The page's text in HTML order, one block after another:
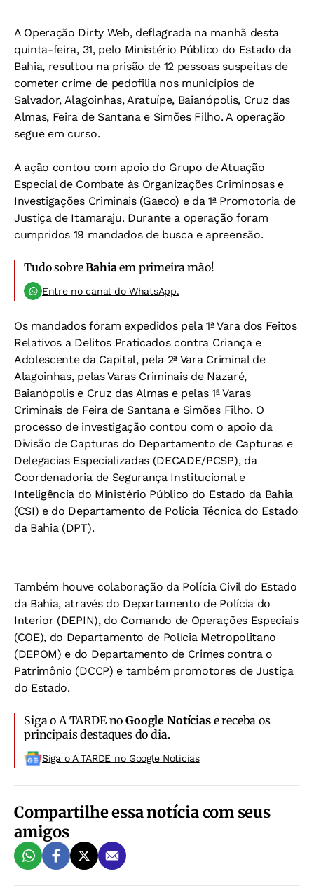
A Operação Dirty Web, deflagrada na manhã desta
quinta-feira, 31, pelo Ministério Público do Estado da
Bahia, resultou na prisão de 12 pessoas suspeitas de
cometer crime de pedofilia nos municípios de
Salvador, Alagoinhas, Aratuípe, Baianópolis, Cruz das
Almas, Feira de Santana e Simões Filho. A operação
segue em curso.
A ação contou com apoio do Grupo de Atuação
Especial de Combate às Organizações Criminosas e
Investigações Criminais (Gaeco) e da 1ª Promotoria de
Justiça de Itamaraju. Durante a operação foram
cumpridos 19 mandados de busca e apreensão.
Tudo sobreBahiaem primeira mão!
Entre no canal do WhatsApp.
Os mandados foram expedidos pela 1ª Vara dos Feitos
Relativos a Delitos Praticados contra Criança e
Adolescente da Capital, pela 2ª Vara Criminal de
Alagoinhas, pelas Varas Criminais de Nazaré,
Baianópolis e Cruz das Almas e pelas 1ª Varas
Criminais de Feira de Santana e Simões Filho. O
processo de investigação contou com o apoio da
Divisão de Capturas do Departamento de Capturas e
Delegacias Especializadas (DECADE/PCSP), da
Coordenadoria de Segurança Institucional e
Inteligência do Ministério Público do Estado da Bahia
(CSI) e do Departamento de Polícia Técnica do Estado
da Bahia (DPT).
Também houve colaboração da Polícia Civil do Estado
da Bahia, através do Departamento de Polícia do
Interior (DEPIN), do Comando de Operações Especiais
(COE), do Departamento de Polícia Metropolitano
(DEPOM) e do Departamento de Crimes contra o
Patrimônio (DCCP) e também promotores de Justiça
do Estado.
Siga o A TARDE noGoogle Notíciase receba os
principais destaques do dia.
Siga o A TARDE no Google Noticias
Compartilhe essa notícia com seus
amigos